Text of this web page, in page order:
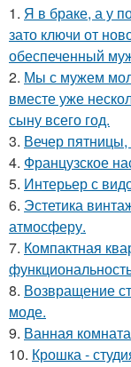
1. Я в браке, а у
зато ключи от
обеспеченный
2. Мы с мужем
вместе уже
сыну всего год.
3. Вечер пятницы,
4. Французское
5. Интерьер с
6. Эстетика
атмосферу.
7. Компактная
8. Возвращение
моде.
9. Ванная
10. Крошка -